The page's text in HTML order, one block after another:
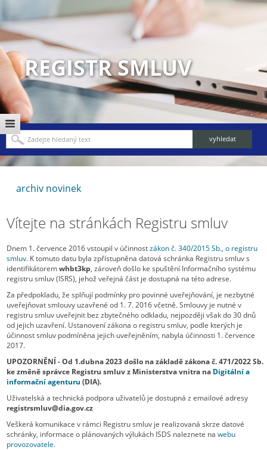
REGISTR SMLUV
archiv novinek
Vítejte na stránkách Registru smluv
Dnem 1. července 2016 vstoupil v účinnostzákon č. 340/2015 Sb., o registru
smluv. K tomuto datu byla zpřístupněna datová schránka Registru smluv s
identifikátoremwhbt3kp, zároveň došlo ke spuštění Informačního systému
registru smluv (ISRS), jehož veřejná část je dostupná na této adrese.
Za předpokladu, že splňují podmínky pro povinné uveřejňování, je nezbytné
uveřejňovat smlouvy uzavřené od 1. 7. 2016 včetně. Smlouvy je nutné v
registru smluv uveřejnit bez zbytečného odkladu, nejpozději však do 30 dnů
od jejich uzavření. Ustanovení zákona o registru smluv, podle kterých je
účinnost smluv podmíněna jejich uveřejněním, nabyla účinnosti 1. července
2017.
UPOZORNĚNÍ - Od 1.dubna 2023 došlo na základě zákona č. 471/2022 Sb.
ke změně správce Registru smluv z Ministerstva vnitra na Digitální a
informační agenturu (DIA).
Uživatelská a technická podpora uživatelů je dostupná z emailové adresy
registrsmluv@dia.gov.cz
Veškerá komunikace v rámci Registru smluv je realizovaná skrze datové
schránky, informace o plánovaných výlukách ISDS naleznete na webu
provozovatele.